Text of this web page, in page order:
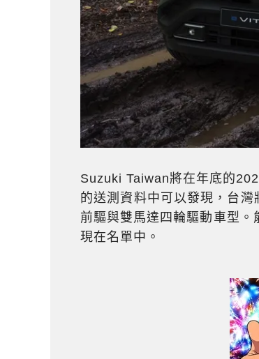
Suzuki Taiwan將在年底的
的送測資料中可以發現，台
前驅與雙馬達四輪驅動車型
現在名單中。